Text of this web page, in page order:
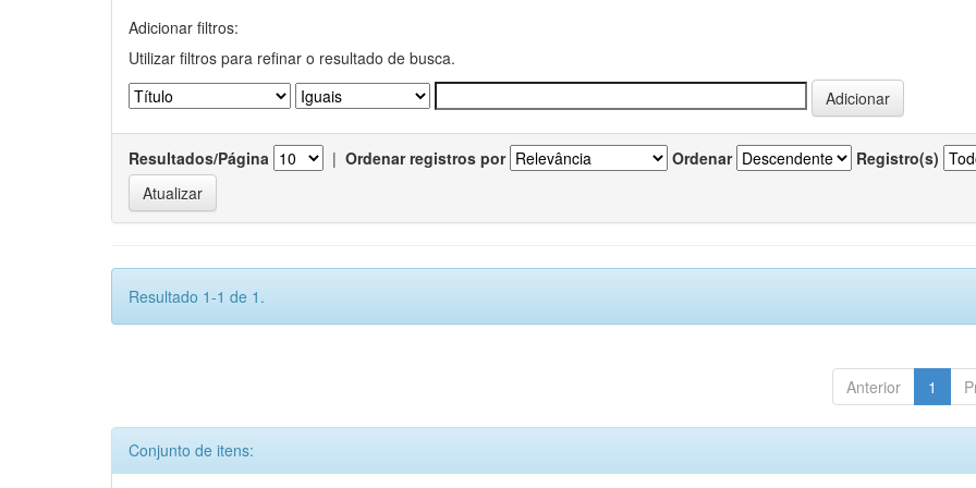
Adicionar filtros:
Utilizar filtros para refinar o resultado de busca.
Resultados/Página | Ordenar registros por Ordenar Registro(s)
Resultado 1-1 de 1.
Anterior 1
Conjunto de itens: